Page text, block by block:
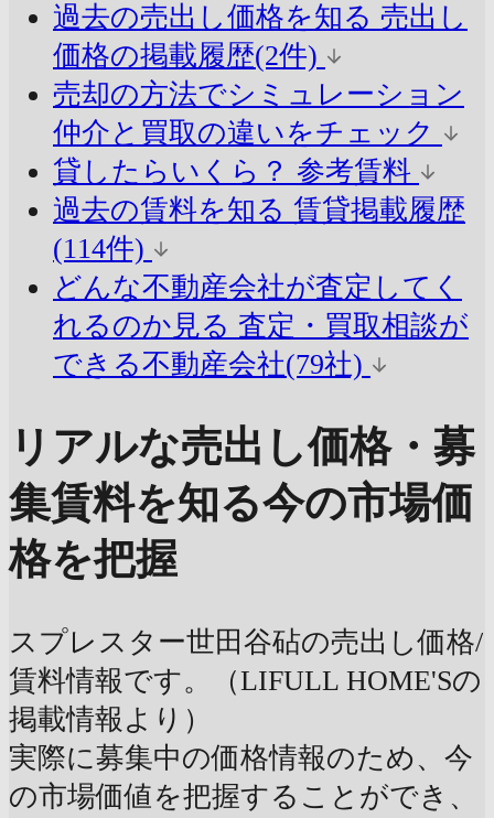
過去の売出し価格を知る 売出し
価格の掲載履歴(2件)
売却の方法でシミュレーション
仲介と買取の違いをチェック
貸したらいくら？ 参考賃料
過去の賃料を知る 賃貸掲載履歴
(114件)
どんな不動産会社が査定してく
れるのか見る 査定・買取相談が
できる不動産会社(79社)
リアルな売出し価格・募
集賃料を知る今の市場価
格を把握
スプレスター世田谷砧の売出し価格/
賃料情報です。（LIFULL HOME'Sの
掲載情報より）
実際に募集中の価格情報のため、今
の市場価値を把握することができ、